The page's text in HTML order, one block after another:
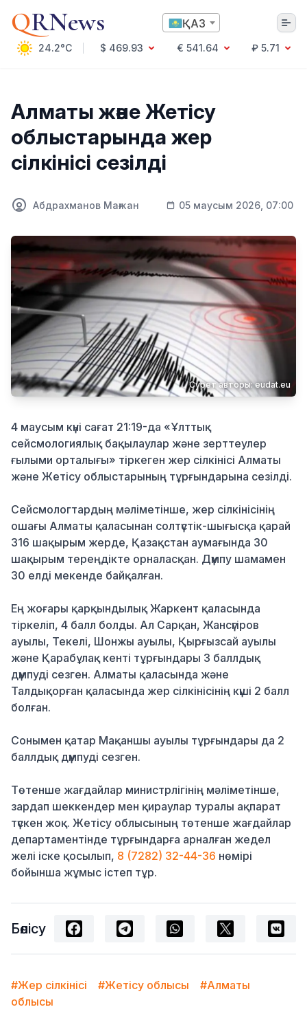
QRNews ҚАЗ
24.2°C $ 469.93 € 541.64
₽ 5.71
Мәдениет
Саясат
Экономика
Әлемде
Білім және Ғылым
Оқиға
Спорт
Ауа райы
Денсаулық
Бизнес
Қылмыс
Алматы және Жетісу
облыстарында жер
сілкінісі сезілді
Абдрахманов Мағжан 05 маусым 2026, 07:00
Сурет авторы: eudat.eu
4 маусым күні сағат 21:19-да «Ұлттық
сейсмологиялық бақылаулар және зерттеулер
ғылыми орталығы» тіркеген жер сілкінісі Алматы
және Жетісу облыстарының тұрғындарына сезілді.
Сейсмологтардың мәліметінше, жер сілкінісінің
ошағы Алматы қаласынан солтүстік-шығысқа қарай
316 шақырым жерде, Қазақстан аумағында 30
шақырым тереңдікте орналасқан. Дүмпу шамамен
30 елді мекенде байқалған.
Ең жоғары қарқындылық Жаркент қаласында
тіркеліп, 4 балл болды. Ал Сарқан, Жансүгіров
ауылы, Текелі, Шонжы ауылы, Қырғызсай ауылы
және Қарабұлақ кенті тұрғындары 3 баллдық
дүмпуді сезген. Алматы қаласында және
Талдықорған қаласында жер сілкінісінің күші 2 балл
болған.
Сонымен қатар Мақаншы ауылы тұрғындары да 2
баллдық дүмпуді сезген.
Төтенше жағдайлар министрлігінің мәліметінше,
зардап шеккендер мен қираулар туралы ақпарат
түскен жоқ. Жетісу облысының төтенше жағдайлар
департаментінде тұрғындарға арналған жедел
желі іске қосылып, 8 (7282) 32-44-36 нөмірі
бойынша жұмыс істеп тұр.
Бөлісу
#Жер сілкінісі #Жетісу облысы
#Алматы
облысы